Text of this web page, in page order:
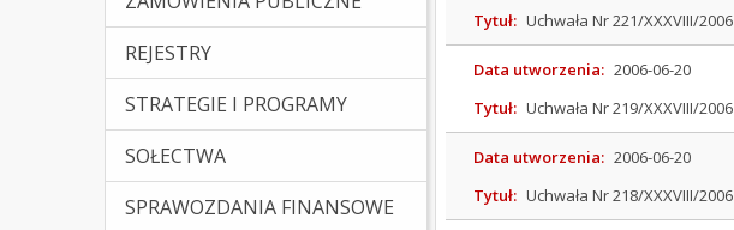
REJESTRY
STRATEGIE I PROGRAMY
SOŁECTWA
SPRAWOZDANIA FINANSOWE
Tytuł: Uchwała Nr 221/XXXVIII/2006
Data utworzenia: 2006-06-20
Tytuł: Uchwała Nr 219/XXXVIII/2006
Data utworzenia: 2006-06-20
Tytuł: Uchwała Nr 218/XXXVIII/2006